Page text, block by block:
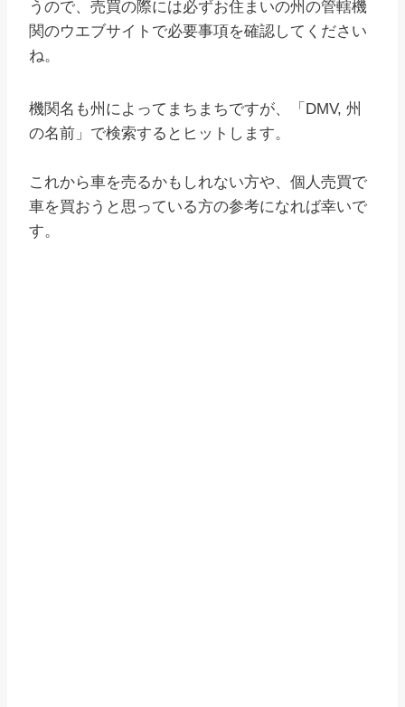
うので、売買の際には必ずお住まいの州の管轄機
関のウエブサイトで必要事項を確認してください
ね。
機関名も州によってまちまちですが、「DMV, 州
の名前」で検索するとヒットします。
これから車を売るかもしれない方や、個人売買で
車を買おうと思っている方の参考になれば幸いで
す。